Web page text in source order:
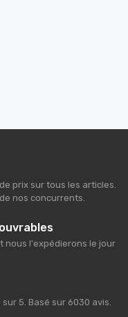
prix sur tous les articles.
nos concurrents.
nous l'expédierons le jour
sur 5. Basé sur 6030 avis.